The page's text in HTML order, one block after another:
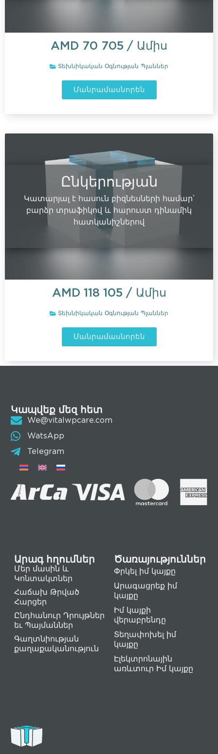
Տեխնիկական Օգնության Պլաններ
AMD 70 705 / Ամիս
Մանրամասնորեն
Ընկերության
Կատարյալ է հասուն բիզնեսների համար՝
բարձր տրաֆիկով և հարուստ դինամիկ
հատկանիշներով
Տեխնիկական Օգնության Պլաններ
AMD 118 105 / Ամիս
Մանրամասնորեն
Ծառայություններ
Փրկել իմ կայքը
Արագացրեք իմ
կայքը
Իմ կայքի
վերաբրենդը
Տեղափոխել իմ
կայքը
Էլեկտրոնային
առևտուր Իմ կայքը
Արագ հղումներ
Մեր մասին և
Կոնտակտներ
Հաճախ Թրված
Հարցեր
Ընդհանուր Դրույթներ
եւ Պայմաններ
Գաղտնիության
քաղաքականություն
Կապվեք մեզ հետ
We@vitalwpcare.com
WatsApp
Telegram